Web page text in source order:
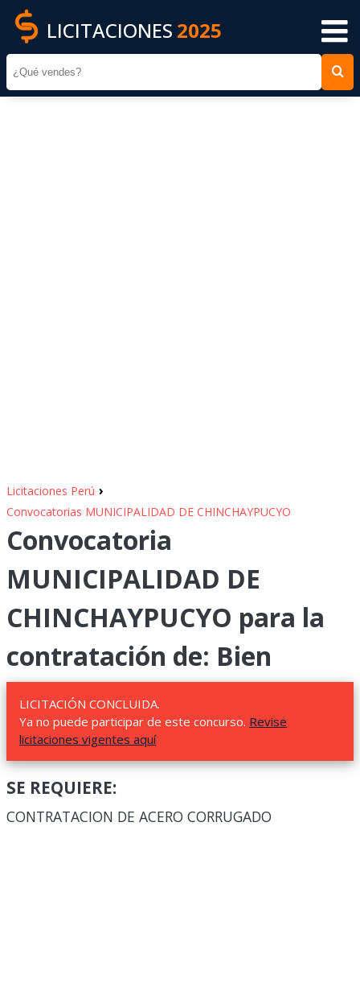
LICITACIONES 2025
Licitaciones Perú ›
Convocatorias MUNICIPALIDAD DE CHINCHAYPUCYO
Convocatoria
MUNICIPALIDAD DE
CHINCHAYPUCYO para la
contratación de: Bien
LICITACIÓN CONCLUIDA.
Ya no puede participar de este concurso. Revise
licitaciones vigentes aquí
SE REQUIERE:
CONTRATACION DE ACERO CORRUGADO